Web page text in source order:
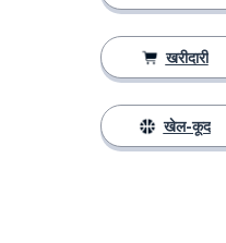
खरीदारी
खेल-कूद